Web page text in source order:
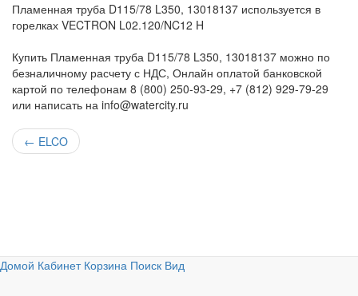
Пламенная труба D115/78 L350, 13018137 используется в
горелках VECTRON L02.120/NC12 H
Купить Пламенная труба D115/78 L350, 13018137 можно по
безналичному расчету с НДС, Онлайн оплатой банковской
картой по телефонам 8 (800) 250-93-29, +7 (812) 929-79-29
или написать на info@watercity.ru
← ELCO
Домой Кабинет Корзина Поиск Вид